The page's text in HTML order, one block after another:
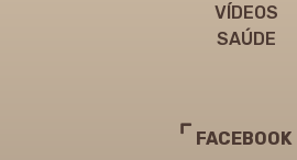
VÍDEOS
SAÚDE
FACEBOOK